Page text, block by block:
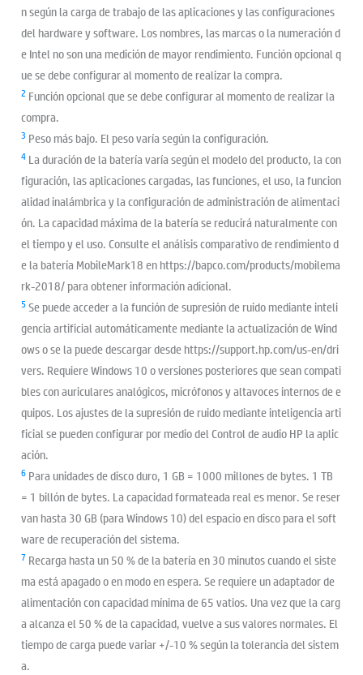
n según la carga de trabajo de las aplicaciones y las configuraciones
del hardware y software. Los nombres, las marcas o la numeración d
e Intel no son una medición de mayor rendimiento. Función opcional q
ue se debe configurar al momento de realizar la compra.
2 Función opcional que se debe configurar al momento de realizar la
compra.
3 Peso más bajo. El peso varía según la configuración.
4 La duración de la batería varía según el modelo del producto, la con
figuración, las aplicaciones cargadas, las funciones, el uso, la funcion
alidad inalámbrica y la configuración de administración de alimentaci
ón. La capacidad máxima de la batería se reducirá naturalmente con
el tiempo y el uso. Consulte el análisis comparativo de rendimiento d
e la batería MobileMark18 en https://bapco.com/products/mobilema
rk-2018/ para obtener información adicional.
5Se puede acceder a la función de supresión de ruido mediante inteli
gencia artificial automáticamente mediante la actualización de Wind
ows o se la puede descargar desde https://support.hp.com/us-en/dri
vers. Requiere Windows 10 o versiones posteriores que sean compati
bles con auriculares analógicos, micrófonos y altavoces internos de e
quipos. Los ajustes de la supresión de ruido mediante inteligencia arti
ficial se pueden configurar por medio del Control de audio HP la aplic
ación.
6 Para unidades de disco duro, 1 GB = 1000 millones de bytes. 1 TB
= 1 billón de bytes. La capacidad formateada real es menor. Se reser
van hasta 30 GB (para Windows 10) del espacio en disco para el soft
ware de recuperación del sistema.
7 Recarga hasta un 50 % de la batería en 30 minutos cuando el siste
ma está apagado o en modo en espera. Se requiere un adaptador de
alimentación con capacidad mínima de 65 vatios. Una vez que la carg
a alcanza el 50 % de la capacidad, vuelve a sus valores normales. El
tiempo de carga puede variar +/-10 % según la tolerancia del sistem
a.